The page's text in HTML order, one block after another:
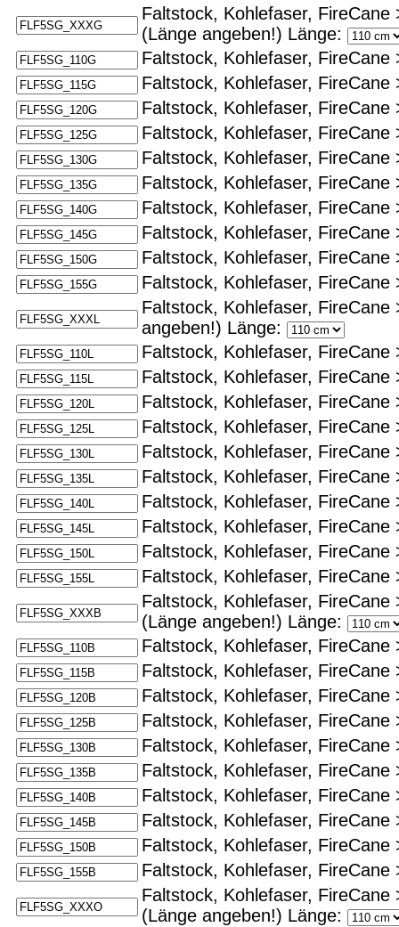
Faltstock, Kohlefaser,
(Länge angeben!) Länge:
Faltstock, Kohlefaser,
Faltstock, Kohlefaser,
Faltstock, Kohlefaser,
Faltstock, Kohlefaser,
Faltstock, Kohlefaser,
Faltstock, Kohlefaser,
Faltstock, Kohlefaser,
Faltstock, Kohlefaser,
Faltstock, Kohlefaser,
Faltstock, Kohlefaser,
Faltstock, Kohlefaser,
angeben!) Länge:
Faltstock, Kohlefaser,
Faltstock, Kohlefaser,
Faltstock, Kohlefaser,
Faltstock, Kohlefaser,
Faltstock, Kohlefaser,
Faltstock, Kohlefaser,
Faltstock, Kohlefaser,
Faltstock, Kohlefaser,
Faltstock, Kohlefaser,
Faltstock, Kohlefaser,
Faltstock, Kohlefaser,
(Länge angeben!) Länge:
Faltstock, Kohlefaser,
Faltstock, Kohlefaser,
Faltstock, Kohlefaser,
Faltstock, Kohlefaser,
Faltstock, Kohlefaser,
Faltstock, Kohlefaser,
Faltstock, Kohlefaser,
Faltstock, Kohlefaser,
Faltstock, Kohlefaser,
Faltstock, Kohlefaser,
Faltstock, Kohlefaser,
(Länge angeben!) Länge: